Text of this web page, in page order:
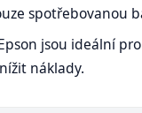
spotřebovanou
jsou ideální pro
náklady.